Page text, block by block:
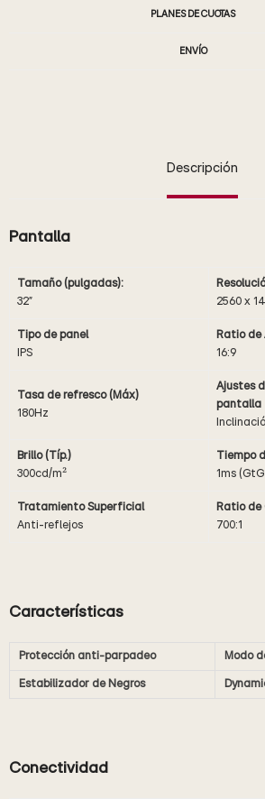
PLANES DE CUOTAS
ENVÍO
Descripción
Pantalla
Tamaño (pulgadas):
32"
2560 x
Tipo de panel
IPS
Ratio de
16:9
Tasa de refresco (Máx)
180Hz
Ajustes
pantalla
Brillo (Típ.)
300cd/m²
Tiempo
1ms
Tratamiento Superficial
Anti-reflejos
Ratio de
700:1
Características
Protección anti-parpadeo Modo
Estabilizador de Negros
Conectividad